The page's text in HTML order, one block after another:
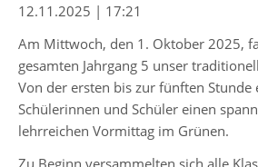
Schulleiter
Stufenleitung
Jg.
5-
6
12.11.2025 | 17:21
Am Mittwoch, den 1. Oktober 2025,
gesamten Jahrgang 5 unser
Von der ersten bis zur fünften Stunde
Schülerinnen und Schüler einen
lehrreichen Vormittag im Grünen.
Zu Beginn versammelten sich alle